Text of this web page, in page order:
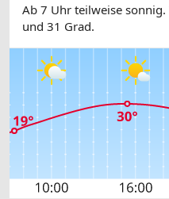
Ab 7 Uhr teilweise
und 31 Grad.